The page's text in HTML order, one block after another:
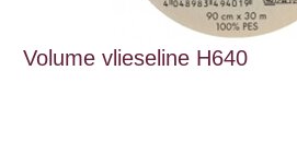
Volume vlieseline H640